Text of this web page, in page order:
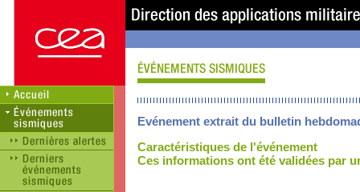
Evénement extrait du bulletin
Caractéristiques de l'événement
Ces informations ont été validées par